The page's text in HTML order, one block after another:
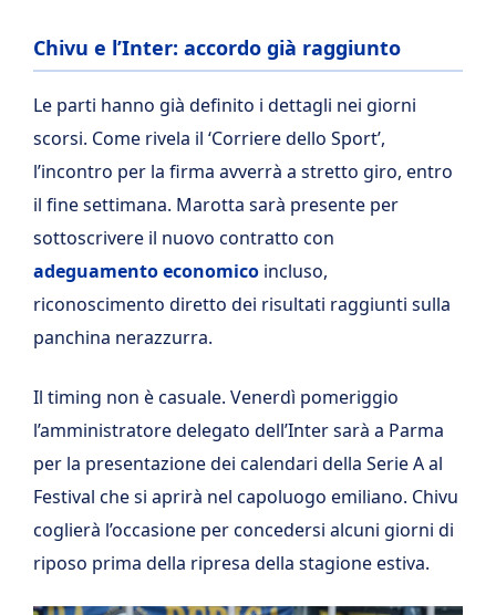
Chivu e l’Inter: accordo già raggiunto
Le parti hanno già definito i dettagli nei giorni
scorsi. Come rivela il ‘Corriere dello Sport’,
l’incontro per la firma avverrà a stretto giro, entro
il fine settimana. Marotta sarà presente per
sottoscrivere il nuovo contratto con
adeguamento economico incluso,
riconoscimento diretto dei risultati raggiunti sulla
panchina nerazzurra.
Il timing non è casuale. Venerdì pomeriggio
l’amministratore delegato dell’Inter sarà a Parma
per la presentazione dei calendari della Serie A al
Festival che si aprirà nel capoluogo emiliano. Chivu
coglierà l’occasione per concedersi alcuni giorni di
riposo prima della ripresa della stagione estiva.